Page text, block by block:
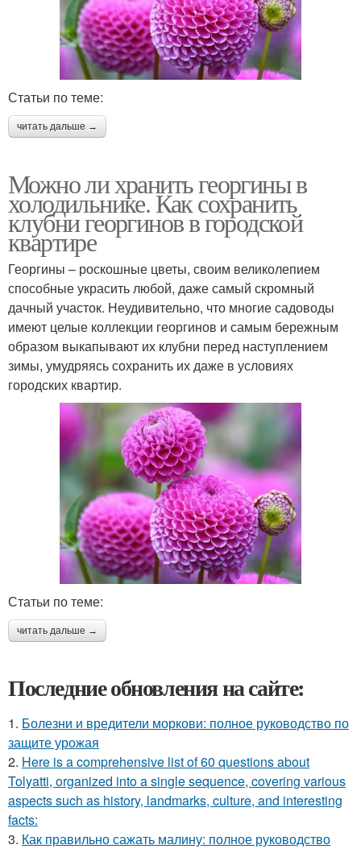
Статьи по теме:
читать дальше →
Можно ли хранить георгины в
холодильнике. Как сохранить
клубни георгинов в городской
квартире
Георгины – роскошные цветы, своим великолепием
способные украсить любой, даже самый скромный
дачный участок. Неудивительно, что многие садоводы
имеют целые коллекции георгинов и самым бережным
образом выкапывают их клубни перед наступлением
зимы, умудряясь сохранить их даже в условиях
городских квартир.
Статьи по теме:
читать дальше →
Последние обновления на сайте:
1. Болезни и вредители моркови: полное руководство по
защите урожая
2. Here is a comprehensive list of 60 questions about
Tolyatti, organized into a single sequence, covering various
aspects such as history, landmarks, culture, and interesting
facts:
3. Как правильно сажать малину: полное руководство